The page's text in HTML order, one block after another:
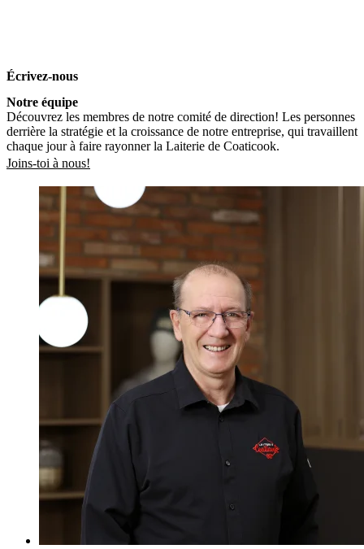
Écrivez-nous
Notre équipe
Découvrez les membres de notre comité de direction! Les personnes
derrière la stratégie et la croissance de notre entreprise, qui travaillent
chaque jour à faire rayonner la Laiterie de Coaticook.
Joins-toi à nous!